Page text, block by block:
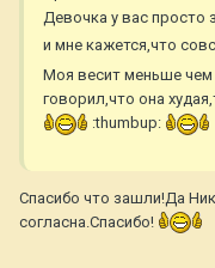
Девочка у вас просто
и мне кажется,что
Моя весит меньше чем
говорил,что она
:thumbup:
Спасибо что зашли!Да
согласна.Спасибо!